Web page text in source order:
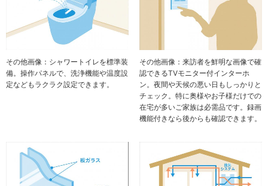
その他画像：シャワートイレを標準装
備。操作パネルで、洗浄機能や温度設
定などもラクラク設定できます。
その他画像：来訪者を鮮明な画像で確
認できるTVモニター付インターホ
ン。夜間や天候の悪い日もしっかりと
チェック。特に奥様やお子様だけでの
在宅が多いご家族は必需品です。録画
機能付きなら後からも確認できます。